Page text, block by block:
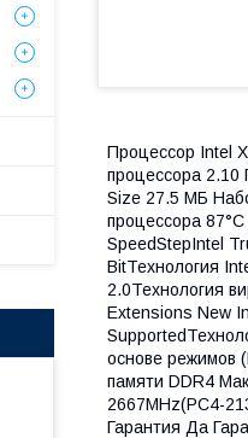
Процессор Intel
процессора 2.10
Size 27.5 МБ
процессора
SpeedStepIntel
BitТехнология
2.0Технология
Extensions New
основе режимов
памяти DDR4
2667MHz(PC4-
Гарантия Да